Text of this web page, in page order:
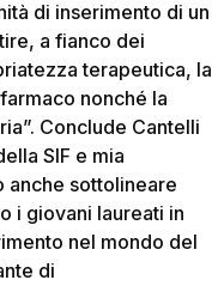
di inserimento di un
a fianco dei
terapeutica, la
nonché la
Conclude Cantelli
SIF e mia
anche sottolineare
i giovani laureati in
nel mondo del
di